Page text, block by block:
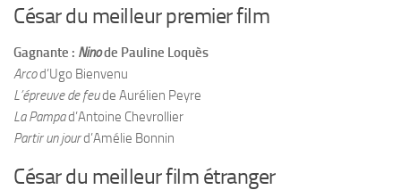
César du meilleur premier film
Gagnante : Ninode Pauline Loquès
Arcod’Ugo Bienvenu
L’épreuve de feude Aurélien Peyre
La Pampad’Antoine Chevrollier
Partir un jourd’Amélie Bonnin
César du meilleur film étranger